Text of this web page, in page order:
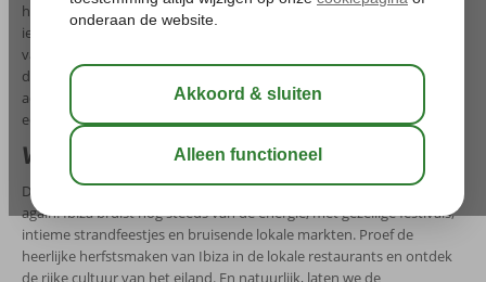
het in de herfst nog steeds een echte parel is? De temperaturen zijn
ietsje milder, wat het perfect maakt om de natuurlijke schoonheid
van het eiland te verkennen zonder oververhit te raken. Geniet van
de zon op je huid terwijl je door kleurrijke bossen wandelt of langs de
adembenemende kustlijn fietst.Herfstvakantie op Ibiza
een unieke kans om het eiland op een rustiger tempo te ervaren.
Wat te doen op Ibiza in de herfst?
Denk je dat het feestseizoen voorbij is zodra de zomer eindigt? Think
again! Ibiza bruist nog steeds van de energie, met gezellige festivals,
intieme strandfeestjes en bruisende lokale markten. Proef de
heerlijke herfstsmaken van Ibiza in de lokale restaurants en ontdek
de rijke cultuur van het eiland. En natuurlijk, laten we de